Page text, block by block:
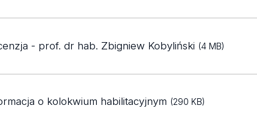
- prof. dr hab. Zbigniew Kobyliński (4 MB)
o kolokwium habilitacyjnym (290 KB)